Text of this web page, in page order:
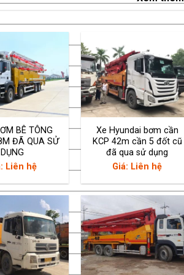
BÊ TÔNG
ĐÃ QUA SỬ
DỤNG
Liên hệ
Xe Hyundai bơm cần
KCP 42m cần 5 đốt cũ
đã qua sử dụng
Giá: Liên hệ